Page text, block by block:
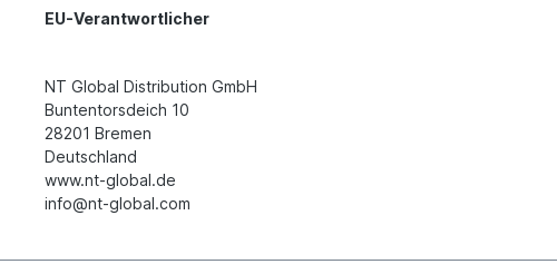
EU-Verantwortlicher
NT Global Distribution GmbH
Buntentorsdeich 10
28201 Bremen
Deutschland
www.nt-global.de
info@nt-global.com